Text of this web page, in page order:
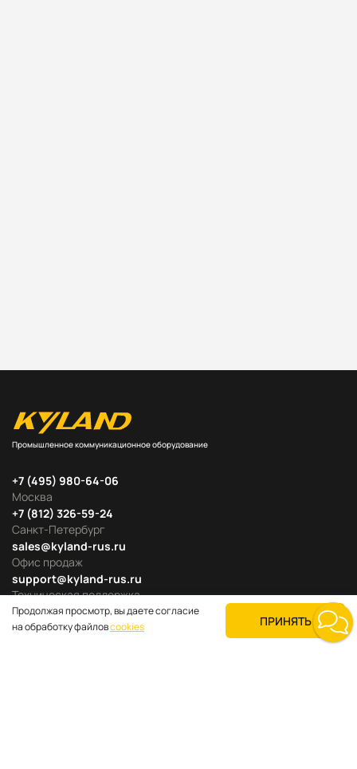
Промышленное коммуникационное оборудование
Москва
+7 (495) 980-64-06
Офис продаж
sales@kyland-rus.ru
Санкт-Петербург
+7 (812) 326-59-24
Техническая поддержка
support@kyland-rus.ru
Продолжая просмотр, вы даете согласие
на обработку файловcookies ПРИНЯТЬ